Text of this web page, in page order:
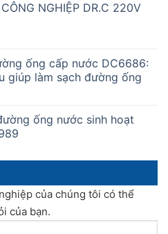
NGHIỆP DR.C 220V
ống cấp nước DC6686:
giúp làm sạch đường ống
ống nước sinh hoạt
của chúng tôi có thể
của bạn.